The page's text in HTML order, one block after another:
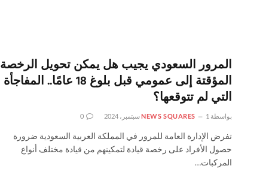
المرور السعودي يجيب هل يمكن تحويل الرخصة
المؤقتة إلى عمومي قبل بلوغ 18 عامًا.. المفاجأة
التي لم تتوقعها؟
بواسطة NEWS SQUARES 1 سبتمبر، 2024 0
تفرض الإدارة العامة للمرور في المملكة العربية السعودية ضرورة
حصول الأفراد على رخصة قيادة لتمكينهم من قيادة مختلف أنواع
المركبات…